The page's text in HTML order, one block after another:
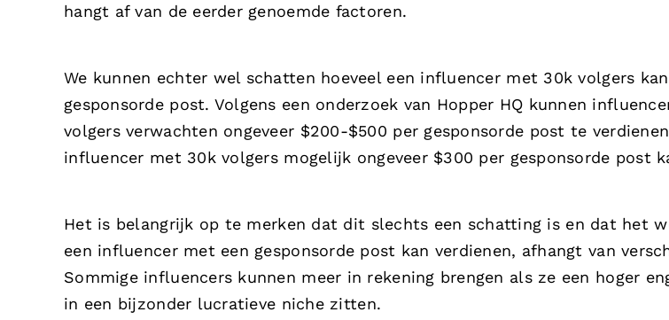
hangt af van de eerder genoemde factoren.
We kunnen echter wel schatten hoeveel een influencer met 30k volgers
gesponsorde post. Volgens een onderzoek van Hopper HQ kunnen
volgers verwachten ongeveer $200-$500 per gesponsorde post te
influencer met 30k volgers mogelijk ongeveer $300 per gesponsorde post
Het is belangrijk op te merken dat dit slechts een schatting is en dat het
een influencer met een gesponsorde post kan verdienen, afhangt van
Sommige influencers kunnen meer in rekening brengen als ze een hoger
in een bijzonder lucratieve niche zitten.